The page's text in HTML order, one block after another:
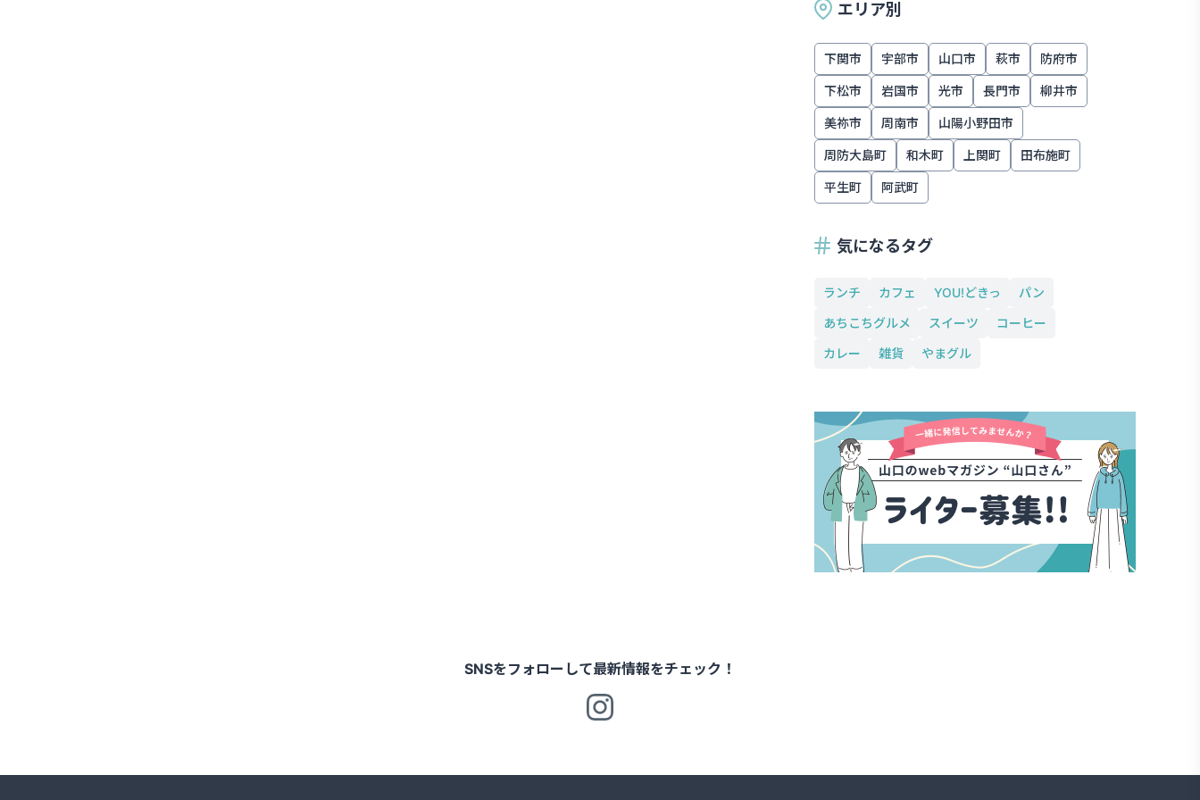
エリア別
下関市 宇部市 山口市 萩市 防府市
下松市 岩国市 光市 長門市 柳井市
美祢市 周南市 山陽小野田市
周防大島町 和木町 上関町 田布施町
平生町 阿武町
気になるタグ
ランチ カフェ YOU!どきっ
パン
あちこちグルメ
スイーツ
コーヒー
カレー
雑貨 やまグル
SNSをフォローして最新情報をチェック！